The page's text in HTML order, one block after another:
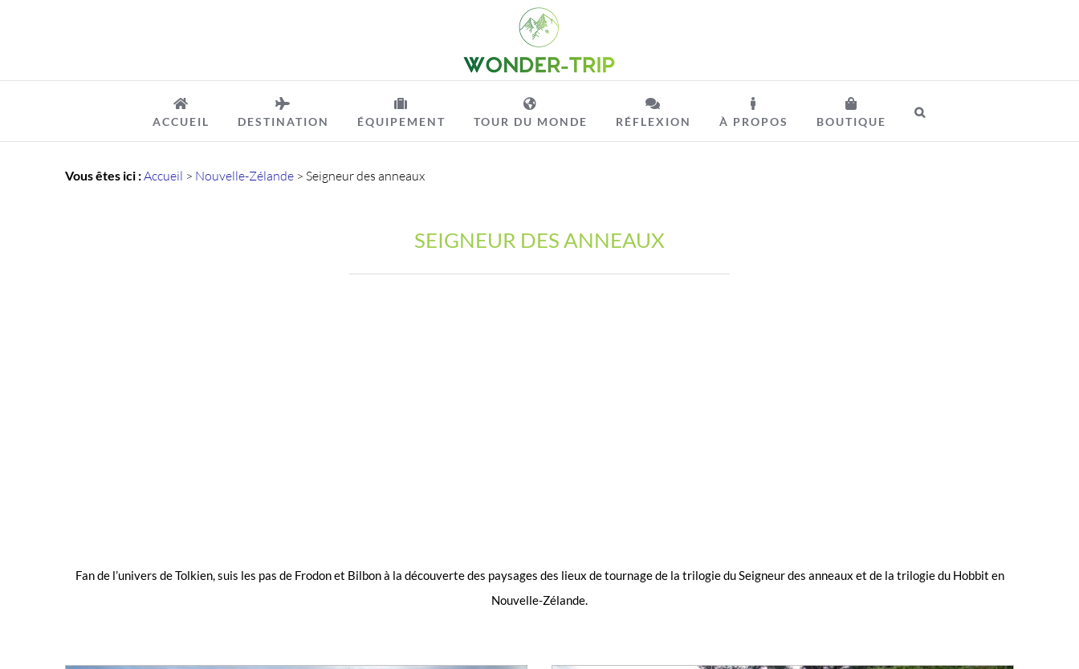
ACCUEIL DESTINATION ÉQUIPEMENT TOUR DU MONDE RÉFLEXION À PROPOS BOUTIQUE
Vous êtes ici :Accueil > Nouvelle-Zélande> Seigneur des anneaux
SEIGNEUR DES ANNEAUX
Fan de l’univers de Tolkien, suis les pas de Frodon et Bilbon à la découverte des paysages des lieux de tournage de la trilogie du Seigneur des anneaux et de la trilogie du Hobbit en
Nouvelle-Zélande.